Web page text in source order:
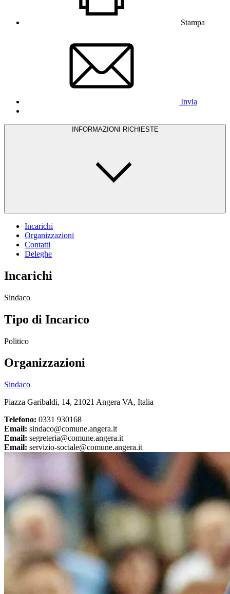
Stampa
Invia
INFORMAZIONI RICHIESTE
Incarichi
Organizzazioni
Contatti
Deleghe
Incarichi
Sindaco
Tipo di Incarico
Politico
Organizzazioni
Sindaco
Piazza Garibaldi, 14, 21021 Angera VA, Italia
Telefono: 0331 930168
Email: sindaco@comune.angera.it
Email: segreteria@comune.angera.it
Email: servizio-sociale@comune.angera.it